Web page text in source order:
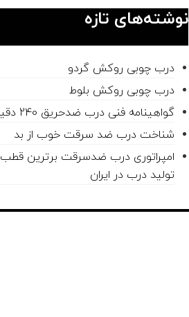
نوشته‌های تازه
درب چوبی روکش گردو
درب چوبی روکش بلوط
گواهینامه فنی درب ضدحریق 240 دقیقه
شناخت درب ضد سرقت خوب از بد
امپراتوری درب ضدسرقت برترین قطب
تولید درب در ایران